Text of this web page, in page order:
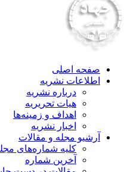
صفحه اصلی
اطلاعات نشریه
درباره نشریه
هیات تحریریه
اهداف و زمینه‌ها
اخبار نشریه
آرشیو مجله و مقالات
کلیه شماره‌های مجله
آخرین شماره